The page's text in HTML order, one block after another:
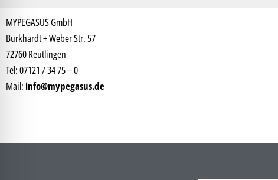
MYPEGASUS GmbH
Burkhardt + Weber Str. 57
72760 Reutlingen
Tel: 07121 / 34 75 – 0
Mail: info@mypegasus.de